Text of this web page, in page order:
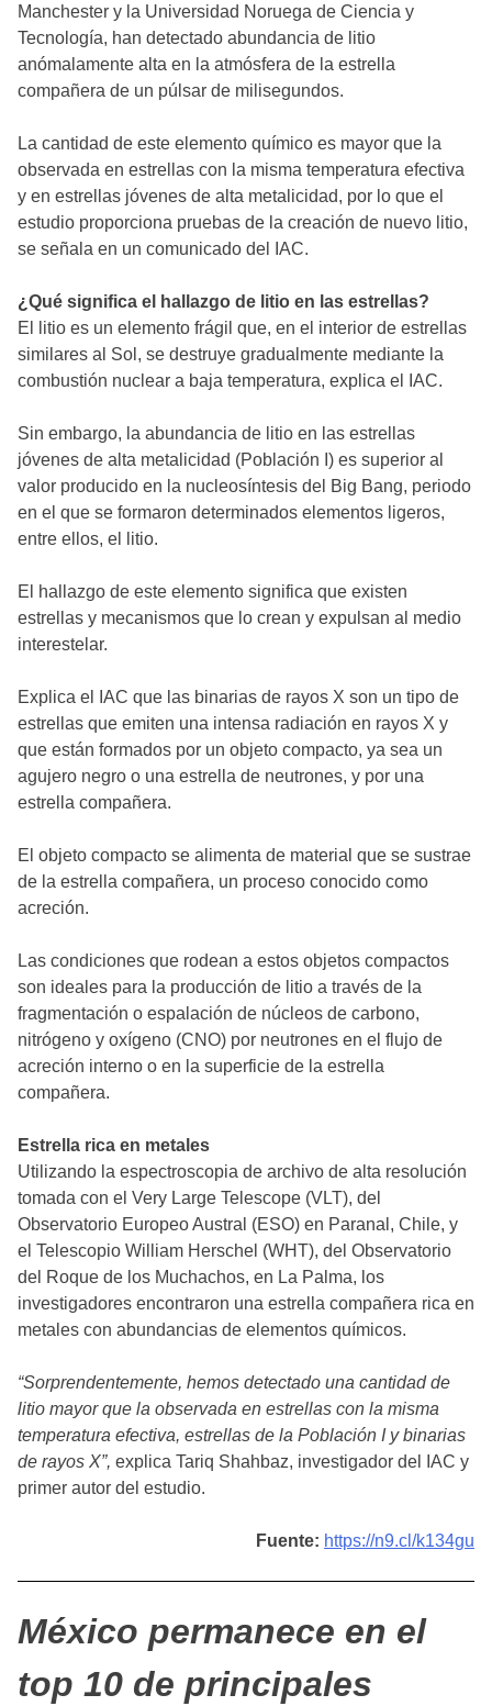
Manchester y la Universidad Noruega de Ciencia y
Tecnología, han detectado abundancia de litio
anómalamente alta en la atmósfera de la estrella
compañera de un púlsar de milisegundos.
La cantidad de este elemento químico es mayor que la
observada en estrellas con la misma temperatura efectiva
y en estrellas jóvenes de alta metalicidad, por lo que el
estudio proporciona pruebas de la creación de nuevo litio,
se señala en un comunicado del IAC.
¿Qué significa el hallazgo de litio en las estrellas?
El litio es un elemento frágil que, en el interior de estrellas
similares al Sol, se destruye gradualmente mediante la
combustión nuclear a baja temperatura, explica el IAC.
Sin embargo, la abundancia de litio en las estrellas
jóvenes de alta metalicidad (Población I) es superior al
valor producido en la nucleosíntesis del Big Bang, periodo
en el que se formaron determinados elementos ligeros,
entre ellos, el litio.
El hallazgo de este elemento significa que existen
estrellas y mecanismos que lo crean y expulsan al medio
interestelar.
Explica el IAC que las binarias de rayos X son un tipo de
estrellas que emiten una intensa radiación en rayos X y
que están formados por un objeto compacto, ya sea un
agujero negro o una estrella de neutrones, y por una
estrella compañera.
El objeto compacto se alimenta de material que se sustrae
de la estrella compañera, un proceso conocido como
acreción.
Las condiciones que rodean a estos objetos compactos
son ideales para la producción de litio a través de la
fragmentación o espalación de núcleos de carbono,
nitrógeno y oxígeno (CNO) por neutrones en el flujo de
acreción interno o en la superficie de la estrella
compañera.
Estrella rica en metales
Utilizando la espectroscopia de archivo de alta resolución
tomada con el Very Large Telescope (VLT), del
Observatorio Europeo Austral (ESO) en Paranal, Chile, y
el Telescopio William Herschel (WHT), del Observatorio
del Roque de los Muchachos, en La Palma, los
investigadores encontraron una estrella compañera rica en
metales con abundancias de elementos químicos.
“Sorprendentemente, hemos detectado una cantidad de
litio mayor que la observada en estrellas con la misma
temperatura efectiva, estrellas de la Población I y binarias
de rayos X”, explica Tariq Shahbaz, investigador del IAC y
primer autor del estudio.
Fuente: https://n9.cl/k134gu
México permanece en el
top 10 de principales